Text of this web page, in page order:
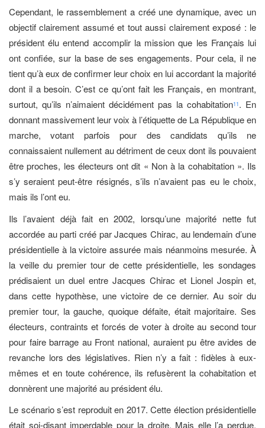
Cependant, le rassemblement a créé une dynamique, avec un
objectif clairement assumé et tout aussi clairement exposé : le
président élu entend accomplir la mission que les Français lui
ont confiée, sur la base de ses engagements. Pour cela, il ne
tient qu’à eux de confirmer leur choix en lui accordant la majorité
dont il a besoin. C’est ce qu’ont fait les Français, en montrant,
surtout, qu’ils n’aimaient décidément pas la cohabitation11. En
donnant massivement leur voix à l’étiquette de La République en
marche, votant parfois pour des candidats qu’ils ne
connaissaient nullement au détriment de ceux dont ils pouvaient
être proches, les électeurs ont dit « Non à la cohabitation ». Ils
s’y seraient peut-être résignés, s’ils n’avaient pas eu le choix,
mais ils l’ont eu.
Ils l’avaient déjà fait en 2002, lorsqu’une majorité nette fut
accordée au parti créé par Jacques Chirac, au lendemain d’une
présidentielle à la victoire assurée mais néanmoins mesurée. À
la veille du premier tour de cette présidentielle, les sondages
prédisaient un duel entre Jacques Chirac et Lionel Jospin et,
dans cette hypothèse, une victoire de ce dernier. Au soir du
premier tour, la gauche, quoique défaite, était majoritaire. Ses
électeurs, contraints et forcés de voter à droite au second tour
pour faire barrage au Front national, auraient pu être avides de
revanche lors des législatives. Rien n’y a fait : fidèles à eux-
mêmes et en toute cohérence, ils refusèrent la cohabitation et
donnèrent une majorité au président élu.
Le scénario s’est reproduit en 2017. Cette élection présidentielle
était soi-disant imperdable pour la droite. Mais elle l’a perdue.